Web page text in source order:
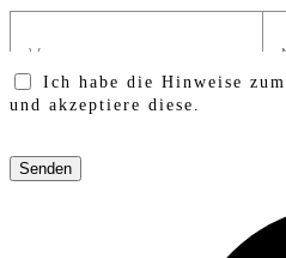
Ich habe die Hinweise zum
und akzeptiere diese.
lasse